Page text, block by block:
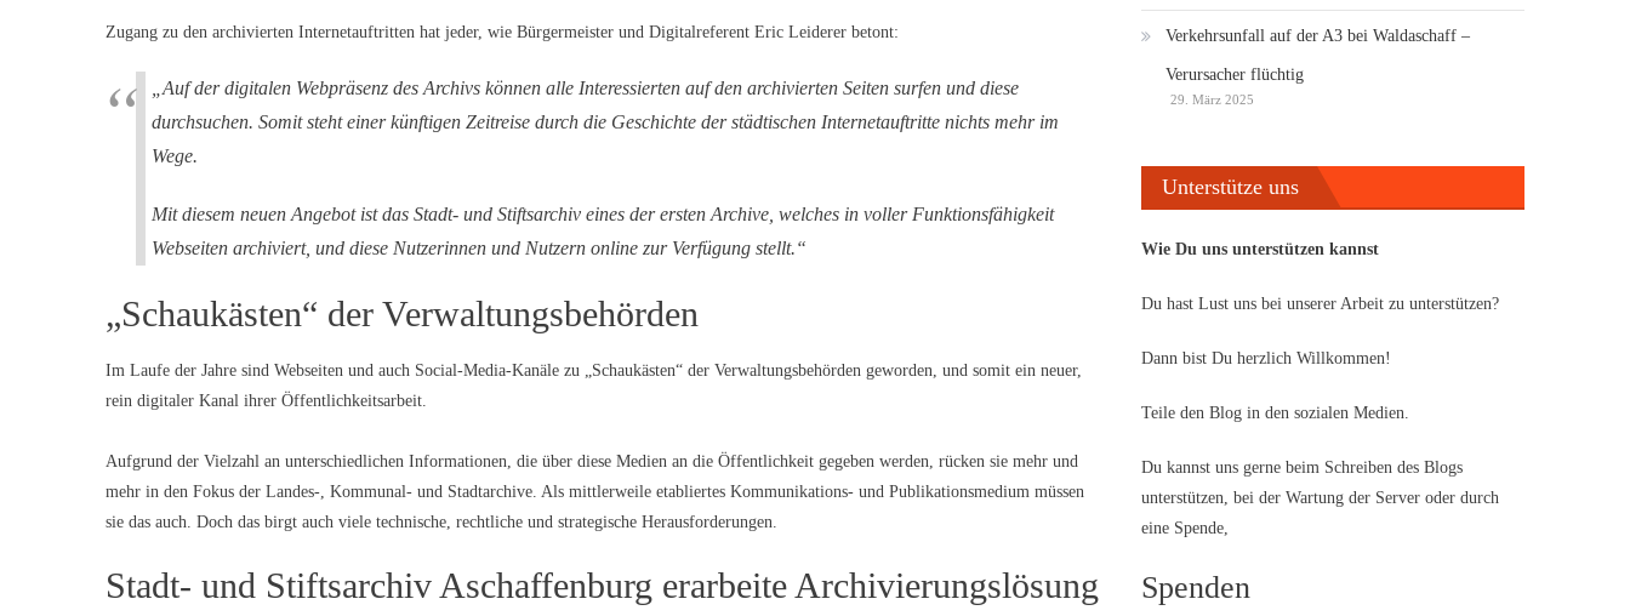
Zugang zu den archivierten Internetauftritten hat jeder, wie Bürgermeister und Digitalreferent Eric Leiderer betont:
„Auf der digitalen Webpräsenz des Archivs können alle Interessierten auf den archivierten Seiten surfen und diese
durchsuchen. Somit steht einer künftigen Zeitreise durch die Geschichte der städtischen Internetauftritte nichts mehr im
Wege.
Mit diesem neuen Angebot ist das Stadt- und Stiftsarchiv eines der ersten Archive, welches in voller Funktionsfähigkeit
Webseiten archiviert, und diese Nutzerinnen und Nutzern online zur Verfügung stellt.“
„Schaukästen“ der Verwaltungsbehörden
Im Laufe der Jahre sind Webseiten und auch Social-Media-Kanäle zu „Schaukästen“ der Verwaltungsbehörden geworden, und somit ein neuer,
rein digitaler Kanal ihrer Öffentlichkeitsarbeit.
Aufgrund der Vielzahl an unterschiedlichen Informationen, die über diese Medien an die Öffentlichkeit gegeben werden, rücken sie mehr und
mehr in den Fokus der Landes-, Kommunal- und Stadtarchive. Als mittlerweile etabliertes Kommunikations- und Publikationsmedium müssen
sie das auch. Doch das birgt auch viele technische, rechtliche und strategische Herausforderungen.
Stadt- und Stiftsarchiv Aschaffenburg erarbeite Archivierungslösung
Verkehrsunfall auf der A3 bei Waldaschaff –
Verursacher flüchtig
29. März 2025
Unterstütze uns
Wie Du uns unterstützen kannst
Du hast Lust uns bei unserer Arbeit zu unterstützen?
Dann bist Du herzlich Willkommen!
Teile den Blog in den sozialen Medien.
Du kannst uns gerne beim Schreiben des Blogs
unterstützen, bei der Wartung der Server oder durch
eine Spende,
Spenden